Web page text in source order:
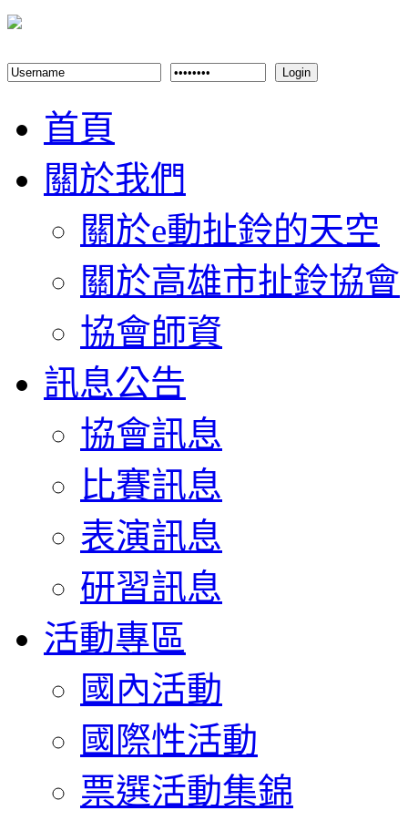
Login
首頁
關於我們
關於e動扯鈴的天空
關於高雄市扯鈴協會
協會師資
訊息公告
協會訊息
比賽訊息
表演訊息
研習訊息
活動專區
國內活動
國際性活動
票選活動集錦